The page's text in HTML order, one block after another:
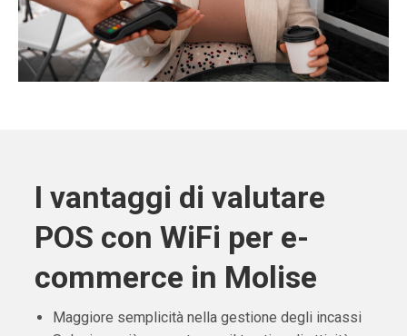
I vantaggi di valutare
POS con WiFi per e-
commerce in Molise
Maggiore semplicità nella gestione degli incassi